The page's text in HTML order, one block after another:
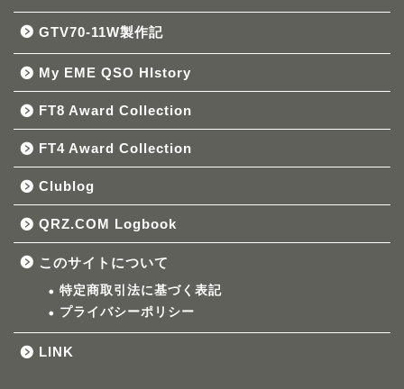
GTV70-11W製作記
My EME QSO HIstory
FT8 Award Collection
FT4 Award Collection
Clublog
QRZ.COM Logbook
このサイトについて
特定商取引法に基づく表記
プライバシーポリシー
LINK